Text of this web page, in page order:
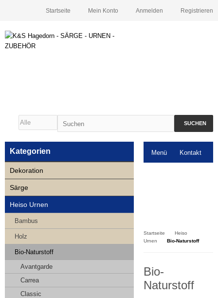
Registrieren
Anmelden
Mein Konto
Startseite
SUCHEN
Menü Kontakt
Startseite
Heiso
Urnen
Bio-Naturstoff
Bio-
Naturstoff
Kategorien
Dekoration
Särge
Heiso Urnen
Bambus
Holz
Bio-Naturstoff
Avantgarde
Carrea
Classic